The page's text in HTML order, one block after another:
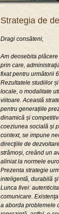
Strategia de
Dragi consăteni,
Am deosebita
prin care,
fixat pentru următorii
Rezultatele studiilor
locale, o modalitate
viitoare. Această
pentru generațiile
dinamică și
coeziunea socială și
context, se impune
direcţiile de
strămoși, creând un
aliniat la normele
Prezenta strategie
inteligentă, durabilă
Lunca Ilvei:
comunicare.
a aborda problemele